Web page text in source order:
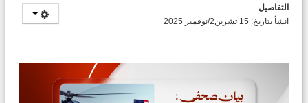
التفاصيل
انشأ بتاريخ: 15 تشرين2/نوفمبر 2025